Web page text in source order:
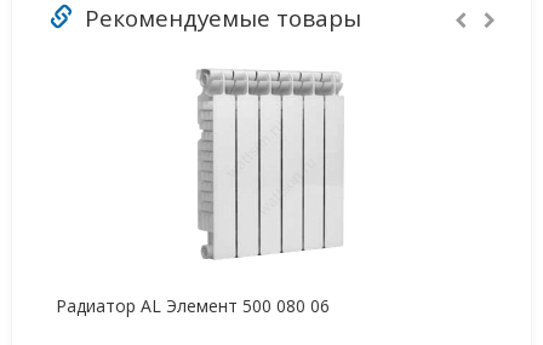
Рекомендуемые товары
Радиатор AL Элемент 500 080 06